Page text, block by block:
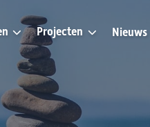
Projecten Nieuws